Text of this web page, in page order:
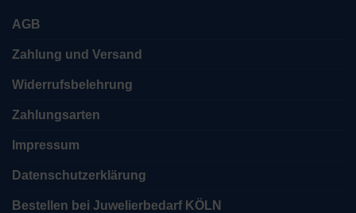
AGB
Zahlung und Versand
Widerrufsbelehrung
Zahlungsarten
Impressum
Datenschutzerklärung
Bestellen bei Juwelierbedarf KÖLN